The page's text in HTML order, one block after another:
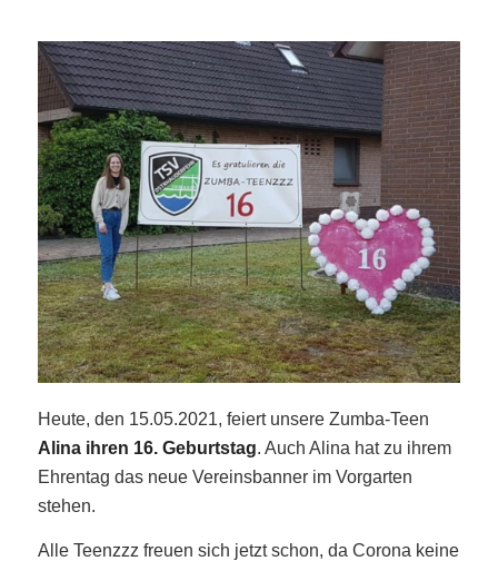
Heute, den 15.05.2021, feiert unsere Zumba-Teen
Alina ihren 16. Geburtstag. Auch Alina hat zu ihrem
Ehrentag das neue Vereinsbanner im Vorgarten
stehen.
Alle Teenzzz freuen sich jetzt schon, da Corona keine